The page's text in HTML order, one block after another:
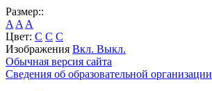
Размер::
A A A
Цвет: C C C
Изображения Вкл. Выкл.
Обычная версия сайта
Сведения об образовательной организации